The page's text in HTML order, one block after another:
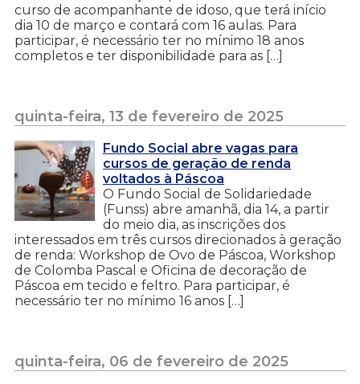
curso de acompanhante de idoso, que terá início
dia 10 de março e contará com 16 aulas. Para
participar, é necessário ter no mínimo 18 anos
completos e ter disponibilidade para as […]
quinta-feira, 13 de fevereiro de 2025
Fundo Social abre vagas para
cursos de geração de renda
voltados à Páscoa
O Fundo Social de Solidariedade
(Funss) abre amanhã, dia 14, a partir
do meio dia, as inscrições dos
interessados em três cursos direcionados à geração
de renda: Workshop de Ovo de Páscoa, Workshop
de Colomba Pascal e Oficina de decoração de
Páscoa em tecido e feltro. Para participar, é
necessário ter no mínimo 16 anos […]
quinta-feira, 06 de fevereiro de 2025